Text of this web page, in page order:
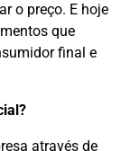
o preço. E hoje
que
final e
através de